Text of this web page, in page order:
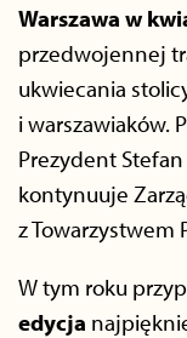
Warszawa w
przedwojennej
ukwiecania
i warszawiaków.
Prezydent
kontynuuje
z Towarzystwem
W tym roku
edycja